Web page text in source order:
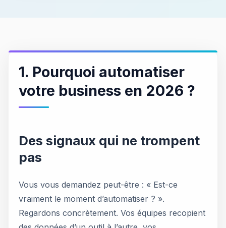
1. Pourquoi automatiser
votre business en 2026 ?
Des signaux qui ne trompent
pas
Vous vous demandez peut-être : « Est-ce
vraiment le moment d’automatiser ? ».
Regardons concrètement. Vos équipes recopient